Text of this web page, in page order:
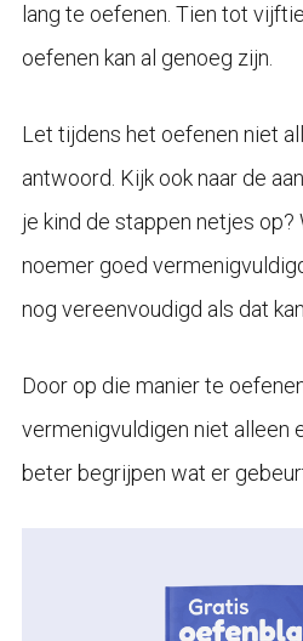
lang te oefenen. Tien tot
oefenen kan al genoeg zijn.
Let tijdens het oefenen niet
antwoord. Kijk ook naar de
je kind de stappen netjes op?
noemer goed
nog vereenvoudigd als dat
Door op die manier te
vermenigvuldigen niet alleen
beter begrijpen wat er